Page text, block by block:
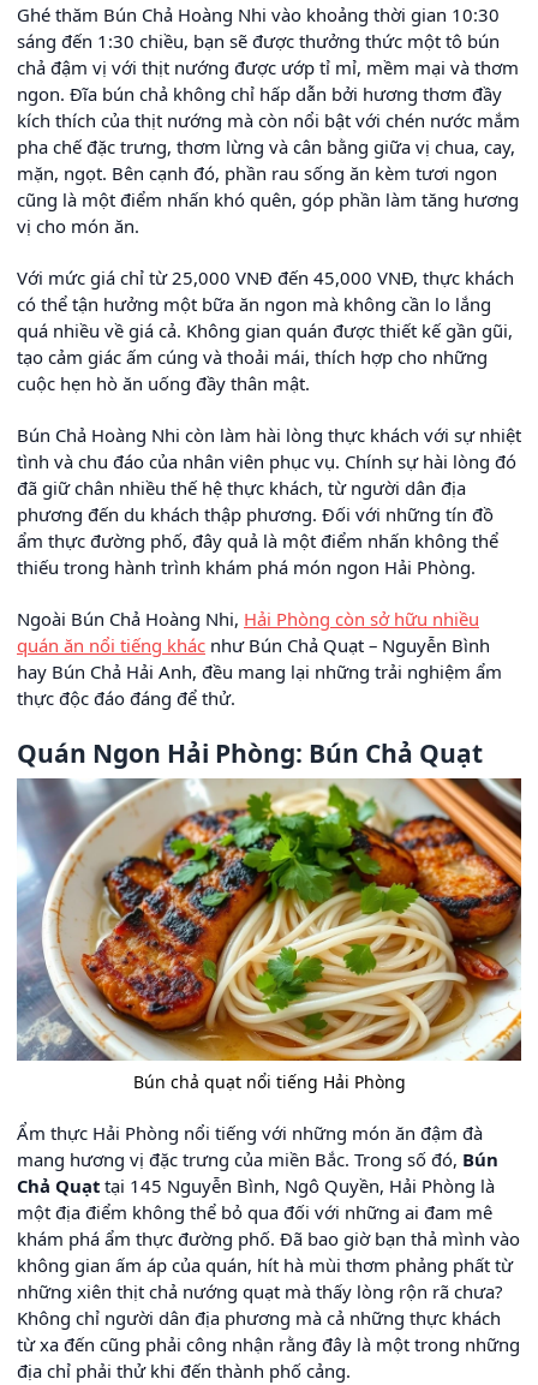
Ghé thăm Bún Chả Hoàng Nhi vào khoảng thời gian 10:30
sáng đến 1:30 chiều, bạn sẽ được thưởng thức một tô bún
chả đậm vị với thịt nướng được ướp tỉ mỉ, mềm mại và thơm
ngon. Đĩa bún chả không chỉ hấp dẫn bởi hương thơm đầy
kích thích của thịt nướng mà còn nổi bật với chén nước mắm
pha chế đặc trưng, thơm lừng và cân bằng giữa vị chua, cay,
mặn, ngọt. Bên cạnh đó, phần rau sống ăn kèm tươi ngon
cũng là một điểm nhấn khó quên, góp phần làm tăng hương
vị cho món ăn.
Với mức giá chỉ từ 25,000 VNĐ đến 45,000 VNĐ, thực khách
có thể tận hưởng một bữa ăn ngon mà không cần lo lắng
quá nhiều về giá cả. Không gian quán được thiết kế gần gũi,
tạo cảm giác ấm cúng và thoải mái, thích hợp cho những
cuộc hẹn hò ăn uống đầy thân mật.
Bún Chả Hoàng Nhi còn làm hài lòng thực khách với sự nhiệt
tình và chu đáo của nhân viên phục vụ. Chính sự hài lòng đó
đã giữ chân nhiều thế hệ thực khách, từ người dân địa
phương đến du khách thập phương. Đối với những tín đồ
ẩm thực đường phố, đây quả là một điểm nhấn không thể
thiếu trong hành trình khám phá món ngon Hải Phòng.
Ngoài Bún Chả Hoàng Nhi, Hải Phòng còn sở hữu nhiều
quán ăn nổi tiếng khác như Bún Chả Quạt – Nguyễn Bình
hay Bún Chả Hải Anh, đều mang lại những trải nghiệm ẩm
thực độc đáo đáng để thử.
Quán Ngon Hải Phòng: Bún Chả Quạt
Bún chả quạt nổi tiếng Hải Phòng
Ẩm thực Hải Phòng nổi tiếng với những món ăn đậm đà
mang hương vị đặc trưng của miền Bắc. Trong số đó, Bún
Chả Quạt tại 145 Nguyễn Bình, Ngô Quyền, Hải Phòng là
một địa điểm không thể bỏ qua đối với những ai đam mê
khám phá ẩm thực đường phố. Đã bao giờ bạn thả mình vào
không gian ấm áp của quán, hít hà mùi thơm phảng phất từ
những xiên thịt chả nướng quạt mà thấy lòng rộn rã chưa?
Không chỉ người dân địa phương mà cả những thực khách
từ xa đến cũng phải công nhận rằng đây là một trong những
địa chỉ phải thử khi đến thành phố cảng.